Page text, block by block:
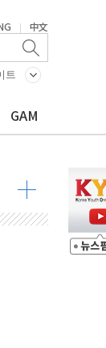
| 中文
트
GAM